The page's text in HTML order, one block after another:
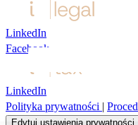
LinkedIn
Facebook
LinkedIn
Polityka prywatności |
Edytuj ustawienia prywatności